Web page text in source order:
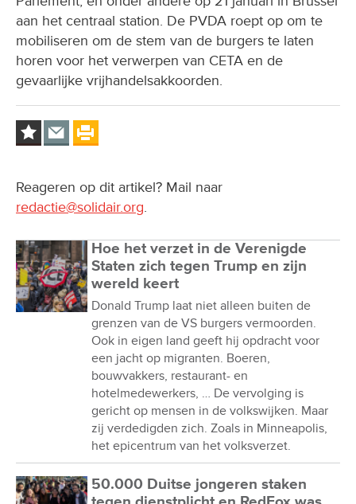
aan het centraal station. De PVDA roept op om te
mobiliseren om de stem van de burgers te laten
horen voor het verwerpen van CETA en de
gevaarlijke vrijhandelsakkoorden.
Reageren op dit artikel? Mail naar
redactie@solidair.org.
Hoe het verzet in de Verenigde
Staten zich tegen Trump en zijn
wereld keert
Donald Trump laat niet alleen buiten de
grenzen van de VS burgers vermoorden.
Ook in eigen land geeft hij opdracht voor
een jacht op migranten. Boeren,
bouwvakkers, restaurant- en
hotelmedewerkers, … De vervolging is
gericht op mensen in de volkswijken. Maar
zij verdedigden zich. Zoals in Minneapolis,
het epicentrum van het volksverzet.
50.000 Duitse jongeren staken